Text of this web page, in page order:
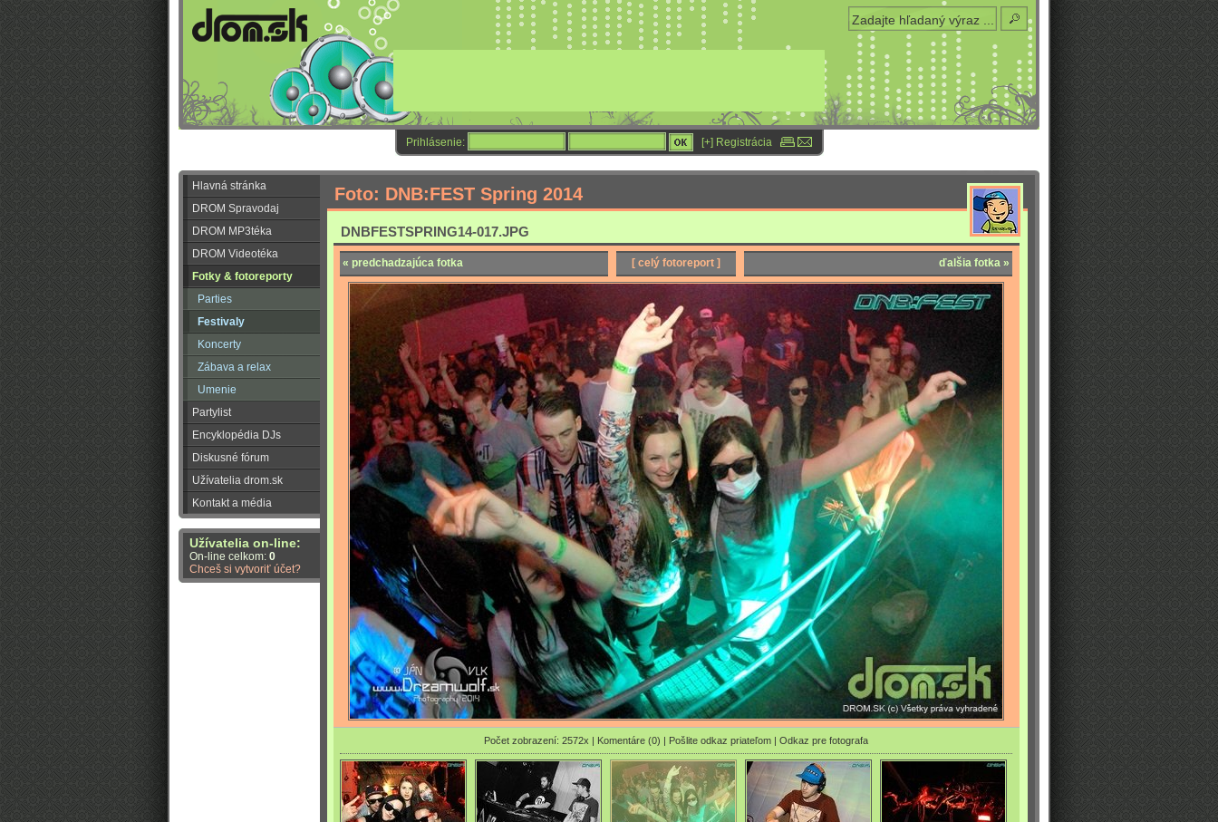
Prihlásenie: [+] Registrácia
Hlavná stránka
DROM Spravodaj
DROM MP3téka
DROM Videotéka
Fotky & fotoreporty
Parties
Festivaly
Koncerty
Zábava a relax
Umenie
Partylist
Encyklopédia DJs
Diskusné fórum
Užívatelia drom.sk
Kontakt a média
Užívatelia on-line:
On-line celkom: 0
Chceš si vytvoriť účet?
Foto: DNB:FEST Spring 2014
DNBFESTSPRING14-017.JPG
« predchadzajúca fotka [ celý fotoreport ] ďalšia fotka »
Počet zobrazení: 2572x | Komentáre (0) | Pošlite odkaz priateľom | Odkaz pre fotografa